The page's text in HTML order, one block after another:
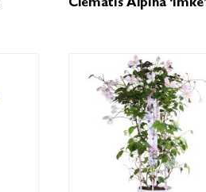
Clematis Alpina ‘Imke’